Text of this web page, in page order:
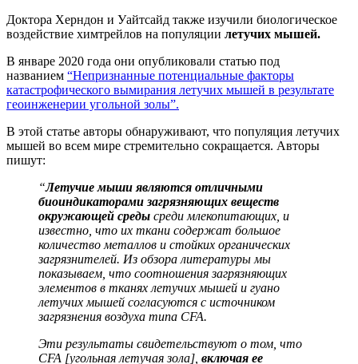
Доктора Херндон и Уайтсайд также изучили биологическое
воздействие химтрейлов на популяции летучих мышей.
В январе 2020 года они опубликовали статью под
названием “Непризнанные потенциальные факторы
катастрофического вымирания летучих мышей в результате
геоинженерии угольной золы”.
В этой статье авторы обнаруживают, что популяция летучих
мышей во всем мире стремительно сокращается. Авторы
пишут:
“Летучие мыши являются отличными
биоиндикаторами загрязняющих веществ
окружающей среды среди млекопитающих, и
известно, что их ткани содержат большое
количество металлов и стойких органических
загрязнителей. Из обзора литературы мы
показываем, что соотношения загрязняющих
элементов в тканях летучих мышей и гуано
летучих мышей согласуются с источником
загрязнения воздуха типа CFA.
Эти результаты свидетельствуют о том, что
CFA [угольная летучая зола], включая ее